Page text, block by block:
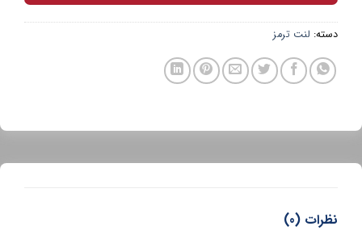
دسته:لنت ترمز
نظرات (0)